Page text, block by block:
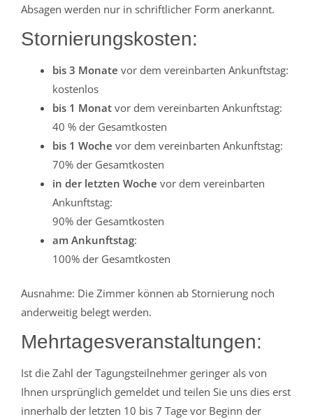
Absagen werden nur in schriftlicher Form anerkannt.
Stornierungskosten:
bis 3 Monate vor dem vereinbarten Ankunftstag:
kostenlos
bis 1 Monat vor dem vereinbarten Ankunftstag:
40 % der Gesamtkosten
bis 1 Woche vor dem vereinbarten Ankunftstag:
70% der Gesamtkosten
in der letzten Woche vor dem vereinbarten
Ankunftstag:
90% der Gesamtkosten
am Ankunftstag:
100% der Gesamtkosten
Ausnahme: Die Zimmer können ab Stornierung noch
anderweitig belegt werden.
Mehrtagesveranstaltungen:
Ist die Zahl der Tagungsteilnehmer geringer als von
Ihnen ursprünglich gemeldet und teilen Sie uns dies erst
innerhalb der letzten 10 bis 7 Tage vor Beginn der